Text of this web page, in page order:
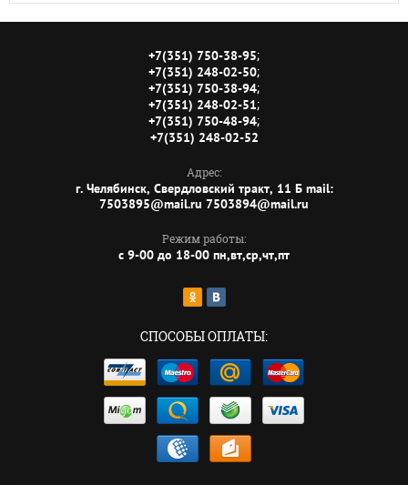
+7(351) 750-38-95;
+7(351) 248-02-50;
+7(351) 750-38-94;
+7(351) 248-02-51;
+7(351) 750-48-94;
+7(351) 248-02-52
Адрес:
г. Челябинск, Свердловский тракт, 11 Б mail:
7503895@mail.ru 7503894@mail.ru
Режим работы:
с 9-00 до 18-00 пн,вт,ср,чт,пт
СПОСОБЫ ОПЛАТЫ: